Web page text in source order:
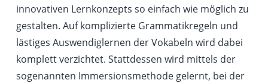
innovativen Lernkonzepts so einfach wie möglich zu
gestalten. Auf komplizierte Grammatikregeln und
lästiges Auswendiglernen der Vokabeln wird dabei
komplett verzichtet. Stattdessen wird mittels der
sogenannten Immersionsmethode gelernt, bei der